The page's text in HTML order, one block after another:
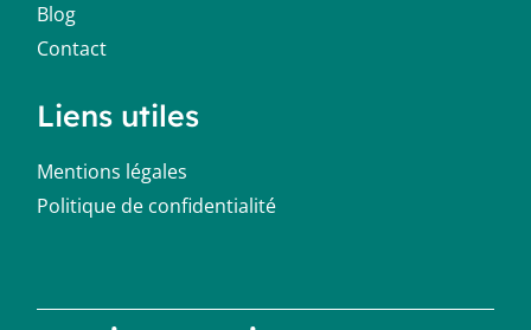
Blog
Contact
Liens utiles
Mentions légales
Politique de confidentialité